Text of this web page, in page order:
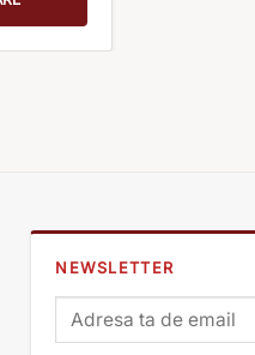
NEWSLETTER